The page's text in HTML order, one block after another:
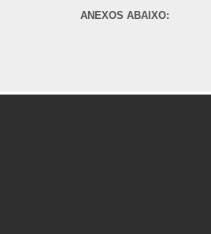
ANEXOS ABAIXO: